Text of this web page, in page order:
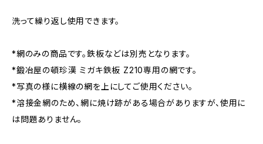
洗って繰り返し使用できます。
*網のみの商品です。鉄板などは別売となります。
*鍛冶屋の頓珍漢 ミガキ鉄板 Z210専用の網です。
*写真の様に横線の網を上にしてご使用ください。
*溶接金網のため、網に焼け跡がある場合がありますが、使用に
は問題ありません。